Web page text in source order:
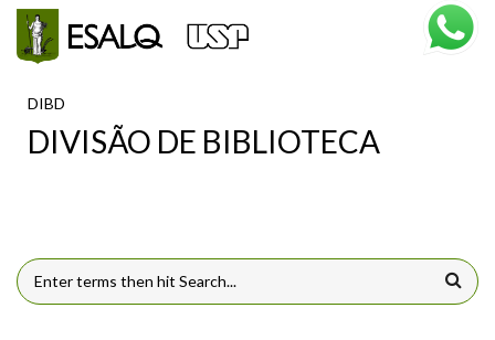
Pular para o conteúdo principal
DIBD
DIVISÃO DE BIBLIOTECA
FORMULÁRIO DE BUSCA